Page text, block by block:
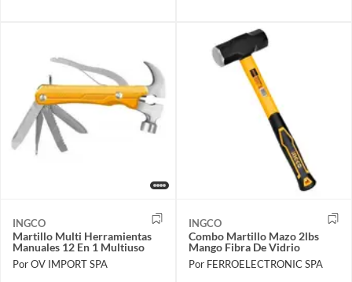
INGCO
Martillo Multi Herramientas
Manuales 12 En 1 Multiuso
Por OV IMPORT SPA
INGCO
Combo Martillo Mazo 2lbs
Mango Fibra De Vidrio
Por FERROELECTRONIC SPA